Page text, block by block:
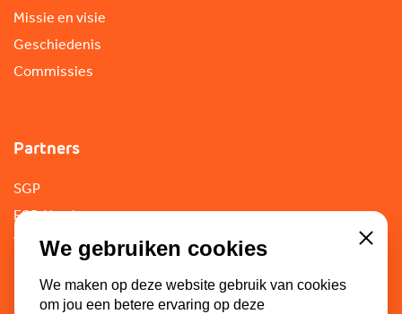
Missie en visie
Geschiedenis
Commissies
Partners
SGP
ECP-Youth
WI-SGPWe gebruiken cookies
We maken op deze website gebruik van cookies
om jou een betere ervaring op deze
Close